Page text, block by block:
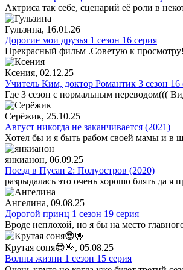
Актриса так себе, сценарий её роли в
Гульзина, 16.01.26
Дорогие мои друзья 1 сезон 16 серия
Прекрасный фильм .Советую к
Ксения, 02.12.25
Учитель Ким, доктор Романтик 3 сезон 16
Где 3 сезон с нормальным переводом(((
Серёжик, 25.10.25
Август никогда не заканчивается (2021)
Хотел бы и я быть рабом своей мамы и в
янкианон, 06.09.25
Поезд в Пусан 2: Полуостров (2020)
разрыдалась это очень хорошо блять да я
Ангелина, 09.08.25
Дорогой принц 1 сезон 19 серия
Вроде неплохой, но я бы на место
Крутая соня😎🤟, 05.08.25
Волны жизни 1 сезон 15 серия